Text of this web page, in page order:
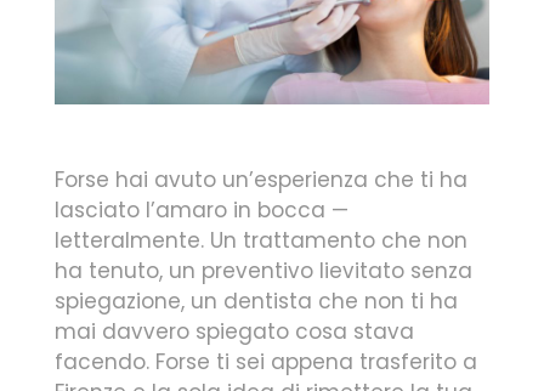
Forse hai avuto un’esperienza che ti ha
lasciato l’amaro in bocca —
letteralmente. Un trattamento che non
ha tenuto, un preventivo lievitato senza
spiegazione, un dentista che non ti ha
mai davvero spiegato cosa stava
facendo. Forse ti sei appena trasferito a